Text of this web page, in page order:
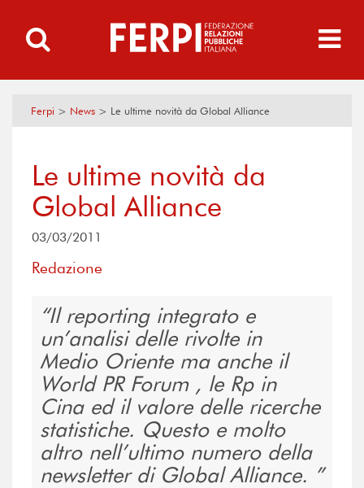
Ferpi > News > Le ultime novità da Global Alliance
Le ultime novità da
Global Alliance
03/03/2011
Redazione
Il reporting integrato e
un’analisi delle rivolte in
Medio Oriente ma anche il
World PR Forum , le Rp in
Cina ed il valore delle ricerche
statistiche. Questo e molto
altro nell’ultimo numero della
newsletter di Global Alliance.